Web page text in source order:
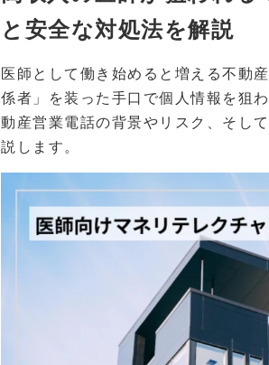
と安全な対処法を解説
医師として働き始めると増える不動
係者」を装った手口で個人情報を狙
動産営業電話の背景やリスク、そし
説します。